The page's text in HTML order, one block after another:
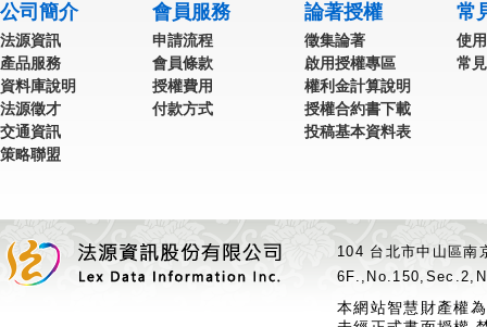
公司簡介
法源資訊
產品服務
資料庫說明
法源徵才
交通資訊
策略聯盟
會員服務
申請流程
會員條款
授權費用
付款方式
論著授權
徵集論著
啟用授權專區
權利金計算說明
授權合約書下載
投稿基本資料表
常
使
常
104 台北市中山區
本網站智慧財產權